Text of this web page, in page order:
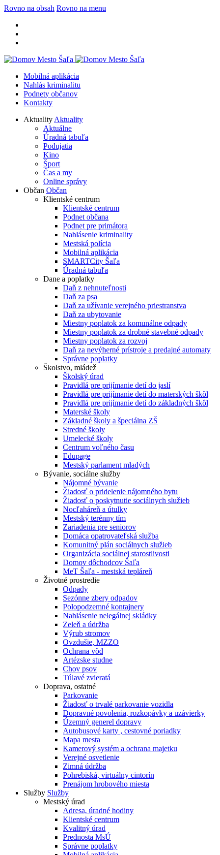
Rovno na obsah Rovno na menu
Mobilná aplikácia
Nahlás kriminalitu
Podnety občanov
Kontakty
Aktuality Aktuality
Aktuálne
Úradná tabuľa
Podujatia
Kino
Šport
Čas a my
Online správy
Občan Občan
Klientské centrum
Klientské centrum
Podnet občana
Podnet pre primátora
Nahlásenie kriminality
Mestská polícia
Mobilná aplikácia
SMARTCity Šaľa
Úradná tabuľa
Dane a poplatky
Daň z nehnuteľnosti
Daň za psa
Daň za užívanie verejného priestranstva
Daň za ubytovanie
Miestny poplatok za komunálne odpady
Miestny poplatok za drobné stavebné odpady
Miestny poplatok za rozvoj
Daň za nevýherné prístroje a predajné automaty
Správne poplatky
Školstvo, mládež
Školský úrad
Pravidlá pre prijímanie detí do jaslí
Pravidlá pre prijímanie detí do materských škôl
Pravidlá pre prijímanie detí do základných škôl
Materské školy
Základné školy a špeciálna ZŠ
Stredné školy
Umelecké školy
Centrum voľného času
Edupage
Mestský parlament mladých
Bývanie, sociálne služby
Nájomné bývanie
Žiadosť o pridelenie nájomného bytu
Žiadosť o poskytnutie sociálnych služieb
Nocľaháreň a útulky
Mestský terénny tím
Zariadenia pre seniorov
Domáca opatrovateľská služba
Komunitný plán sociálnych služieb
Organizácia sociálnej starostlivosti
Domov dôchodcov Šaľa
MeT Šaľa - mestská tepláreň
Životné prostredie
Odpady
Sezónne zbery odpadov
Polopodzemné kontajnery
Nahlásenie nelegálnej skládky
Zeleň a údržba
Výrub stromov
Ovzdušie, MZZO
Ochrana vôd
Artézske studne
Chov psov
Túlavé zvieratá
Doprava, ostatné
Parkovanie
Žiadosť o trvalé parkovanie vozidla
Dopravné povolenia, rozkopávky a uzávierky
Územný generel dopravy
Autobusové karty , cestovné poriadky
Mapa mesta
Kamerový systém a ochrana majetku
Verejné osvetlenie
Zimná údržba
Pohrebiská, virtuálny cintorín
Prenájom hrobového miesta
Služby Služby
Mestský úrad
Adresa, úradné hodiny
Klientské centrum
Kvalitný úrad
Prednosta MsÚ
Správne poplatky